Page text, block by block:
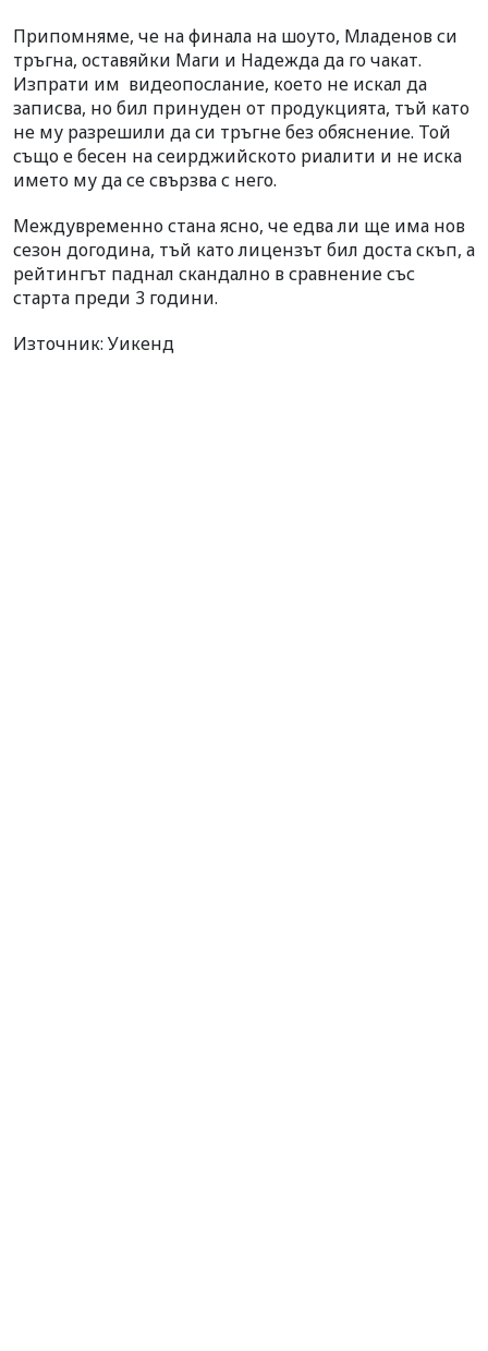
Припомняме, че на финала на шоуто, Младенов си
тръгна, оставяйки Маги и Надежда да го чакат.
Изпрати им видеопослание, което не искал да
записва, но бил принуден от продукцията, тъй като
не му разрешили да си тръгне без обяснение. Той
също е бесен на сеирджийското риалити и не иска
името му да се свързва с него.
Междувременно стана ясно, че едва ли ще има нов
сезон догодина, тъй като лицензът бил доста скъп, а
рейтингът паднал скандално в сравнение със
старта преди 3 години.
Източник: Уикенд